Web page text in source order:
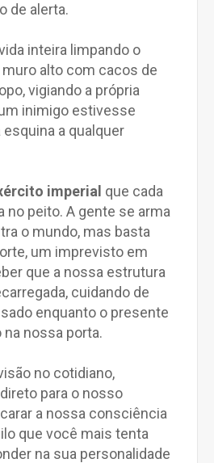
de alerta.
inteira limpando o
alto com cacos de
vigiando a própria
inimigo estivesse
a qualquer
imperial que cada
no peito. A gente se arma
o mundo, mas basta
um imprevisto em
que a nossa estrutura
cuidando de
enquanto o presente
nossa porta.
no cotidiano,
para o nosso
a nossa consciência
que você mais tenta
na sua personalidade